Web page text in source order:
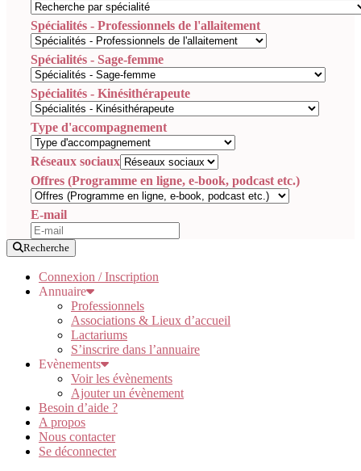
Spécialités - Professionnels de l'allaitement
Spécialités - Sage-femme
Spécialités - Kinésithérapeute
Type d'accompagnement
Réseaux sociaux
Offres (Programme en ligne, e-book, podcast etc.)
E-mail
Recherche
Connexion / Inscription
Annuaire
Professionnels
Associations & Lieux d’accueil
Lactariums
S’inscrire dans l’annuaire
Evènements
Voir les évènements
Ajouter un évènement
Besoin d’aide ?
A propos
Nous contacter
Se déconnecter